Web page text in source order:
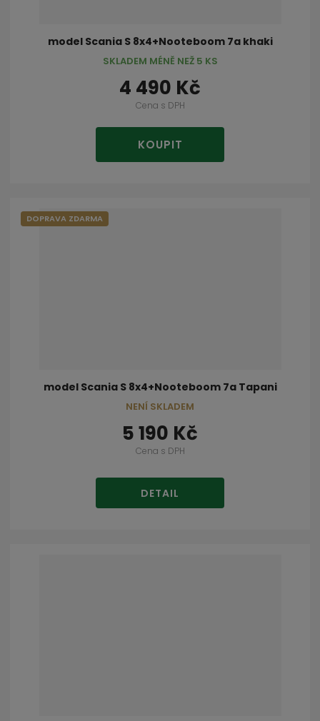
model Scania S 8x4+Nooteboom 7a khaki
4 490 Kč
Cena s DPH
KOUPIT
SKLADEM MÉNĚ NEŽ 5 KS
DOPRAVA ZDARMA
model Scania S 8x4+Nooteboom 7a Tapani
5 190 Kč
Cena s DPH
DETAIL
NENÍ SKLADEM